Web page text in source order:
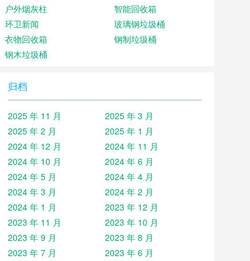
户外烟灰柱
智能回收箱
环卫新闻
玻璃钢垃圾桶
衣物回收箱
钢制垃圾桶
钢木垃圾桶
归档
2025 年 11 月
2025 年 3 月
2025 年 2 月
2025 年 1 月
2024 年 12 月
2024 年 11 月
2024 年 10 月
2024 年 6 月
2024 年 5 月
2024 年 4 月
2024 年 3 月
2024 年 2 月
2024 年 1 月
2023 年 12 月
2023 年 11 月
2023 年 10 月
2023 年 9 月
2023 年 8 月
2023 年 7 月
2023 年 6 月